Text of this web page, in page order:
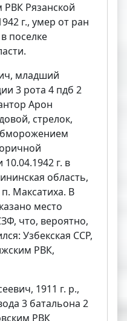
РВК Рязанской
г., умер от ран
поселке
младший
3 рота 4 пдб 2
Арон
стрелок,
г. в
область,
Максатиха. В
место
что, вероятно,
Узбекская ССР,
РВК,
1911 г. р.,
3 батальона 2
РВК